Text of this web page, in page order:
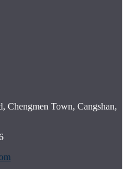
Chengmen Town, Cangshan,